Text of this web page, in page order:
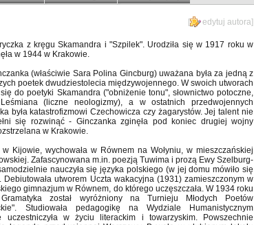
[ edytuj autora]
z kręgu Skamandra i "Szpilek". Urodziła się w 1917 roku w
w 1944 w Krakowie.
(właściwie Sara Polina Gincburg) uważana była za jedną z
poetek dwudziestolecia międzywojennego. W swoich utworach
się do poetyki Skamandra ("obniżenie tonu", słownictwo potoczne,
(liczne neologizmy), a w ostatnich przedwojennych
była katastrofizmowi Czechowicza czy żagarystów. Jej talent nie
się rozwinąć - Ginczanka zginęła pod koniec drugiej wojny
w Krakowie.
w Kijowie, wychowała w Równem na Wołyniu, w mieszczańskiej
Zafascynowana m.in. poezją Tuwima i prozą Ewy Szelburg-
nauczyła się języka polskiego (w jej domu mówiło się
Debiutowała utworem Uczta wakacyjna (1931) zamieszczonym w
gimnazjum w Równem, do którego uczęszczała. W 1934 roku
został wyróżniony na Turnieju Młodych Poetów
Studiowała pedagogikę na Wydziale Humanistycznym
uczestniczyła w życiu literackim i towarzyskim. Powszechnie